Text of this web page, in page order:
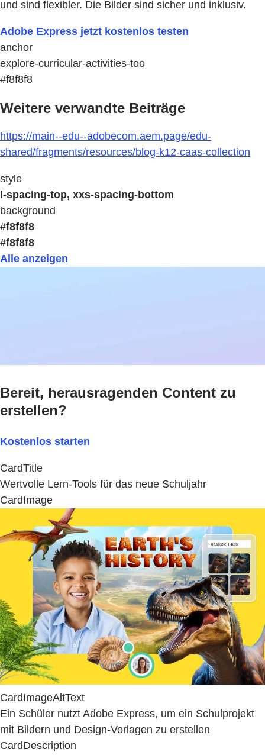
und sind flexibler. Die Bilder sind sicher und inklusiv.
Adobe Express jetzt kostenlos testen
anchor
explore-curricular-activities-too
#f8f8f8
Weitere verwandte Beiträge
https://main--edu--adobecom.aem.page/edu-
shared/fragments/resources/blog-k12-caas-collection
style
l-spacing-top, xxs-spacing-bottom
background
#f8f8f8
#f8f8f8
Alle anzeigen
Bereit, herausragenden Content zu
erstellen?
Kostenlos starten
CardTitle
Wertvolle Lern-Tools für das neue Schuljahr
CardImage
CardImageAltText
Ein Schüler nutzt Adobe Express, um ein Schulprojekt
mit Bildern und Design-Vorlagen zu erstellen
CardDescription